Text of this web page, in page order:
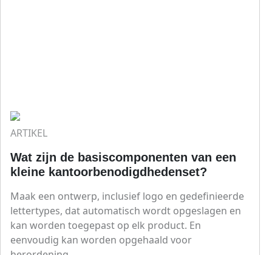
ARTIKEL
Wat zijn de basiscomponenten van een
kleine kantoorbenodigdhedenset?
Maak een ontwerp, inclusief logo en gedefinieerde
lettertypes, dat automatisch wordt opgeslagen en
kan worden toegepast op elk product. En
eenvoudig kan worden opgehaald voor